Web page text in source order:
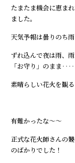
たまたま機会に恵ま
ました。
天気予報は曇りのち雨
ずれ込んで夜は雨、
「お守り」のまま‥‥
素晴らしい花火を観
有難かったな～～
正式な花火師さんの
のばかりでした！